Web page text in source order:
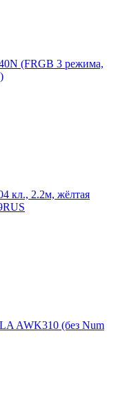
(FRGB 3 режима,
кл., 2.2м, жёлтая
AWK310 (без Num